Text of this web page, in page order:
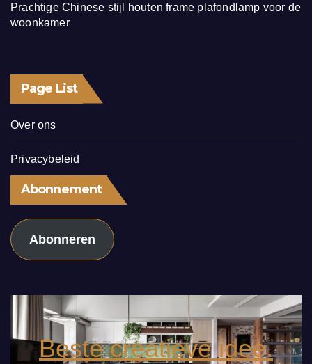
Prachtige Chinese stijl houten frame plafondlamp voor de
woonkamer
Page List
Over ons
Privacybeleid
Abonnement
Abonneren
Beste creatieve idee.